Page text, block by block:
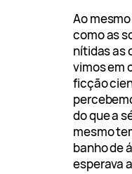
Ao
como as
nítidas as
vimos em
ficção
do que a
mesmo
banho de
esperava